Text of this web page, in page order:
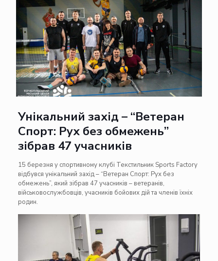
Унікальний захід – “Ветеран
Спорт: Рух без обмежень”
зібрав 47 учасників
15 березня у спортивному клубі Текстильник Sports Factory
відбувся унікальний захід – “Ветеран Спорт: Рух без
обмежень”, який зібрав 47 учасників – ветеранів,
військовослужбовців, учасників бойових дій та членів їхніх
родин.